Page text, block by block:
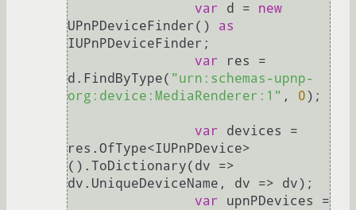
var
d = new
UPnPDeviceFinder() as
IUPnPDeviceFinder;
var
res =
d.FindByType( "urn:schemas-upnp-
org:device:MediaRenderer:1" , 0);
var
devices =
res.OfType<IUPnPDevice>
().ToDictionary(dv =>
dv.UniqueDeviceName, dv => dv);
var
upnPDevices =